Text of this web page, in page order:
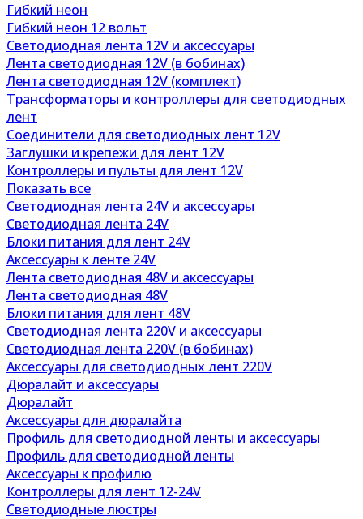
Гибкий неон
Гибкий неон 12 вольт
Светодиодная лента 12V и аксессуары
Лента светодиодная 12V (в бобинах)
Лента светодиодная 12V (комплект)
Трансформаторы и контроллеры для светодиодных
лент
Соединители для светодиодных лент 12V
Заглушки и крепежи для лент 12V
Контроллеры и пульты для лент 12V
Показать все
Светодиодная лента 24V и аксессуары
Светодиодная лента 24V
Блоки питания для лент 24V
Аксессуары к ленте 24V
Лента светодиодная 48V и аксессуары
Лента светодиодная 48V
Блоки питания для лент 48V
Светодиодная лента 220V и аксессуары
Светодиодная лента 220V (в бобинах)
Аксессуары для светодиодных лент 220V
Дюралайт и аксессуары
Дюралайт
Аксессуары для дюралайта
Профиль для светодиодной ленты и аксессуары
Профиль для светодиодной ленты
Аксессуары к профилю
Контроллеры для лент 12-24V
Светодиодные люстры